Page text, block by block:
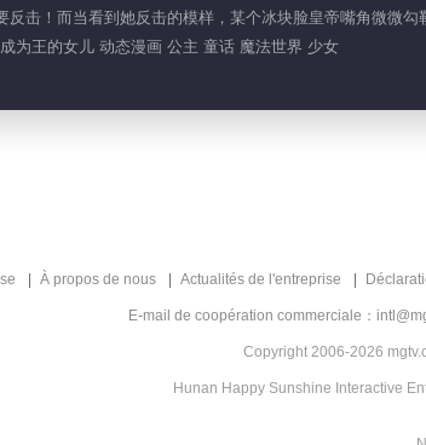
反击！而当看到她反击的模样，某个冰块脸皇帝嘴角微微勾
为王的女儿 动态漫画 公主 童话 魔法世界 少女
À propos de nous Actualités de l'entreprise
E-mail de coopération commerciale：
Copyright 2006-2026
Hunan Happy Sunshine Interactive